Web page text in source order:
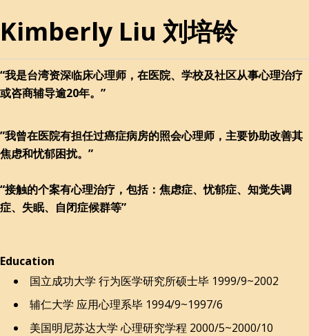
Kimberly Liu 刘培铃
“我是台湾资深临床心理师，在医院、学校及社区从事心理治疗
或咨商辅导逾20年。”
”我曾在医院有担任过癌症病房的照会心理师，主要协助改善其
焦虑和忧郁困扰。”
“接触的个案有心理治疗，包括：焦虑症、忧郁症、知觉失调
症、失眠、自闭症候群等”
Education
国立成功大学 行为医学研究所硕士毕 1999/9~2002
辅仁大学 应用心理系毕 1994/9~1997/6
美国明尼苏达大学 心理研究学程 2000/5~2000/10